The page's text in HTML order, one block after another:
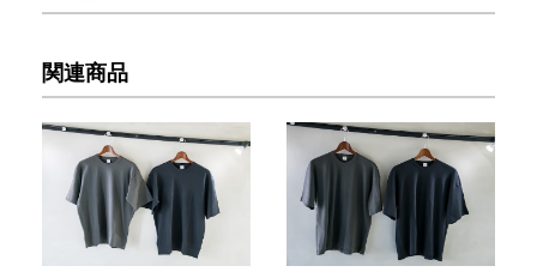
関連商品